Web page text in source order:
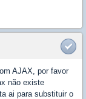
AJAX, por favor
não existe
ai para substituir o